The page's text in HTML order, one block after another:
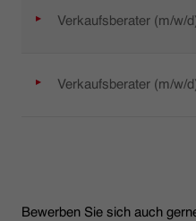
Verkaufsberater (m/w/
Verkaufsberater (m/w/
Bewerben Sie sich auch